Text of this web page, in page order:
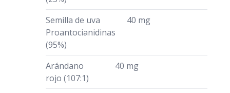
Semilla de uva
Proantocianidinas
(95%)
40 mg
Arándano
rojo (107:1)
40 mg